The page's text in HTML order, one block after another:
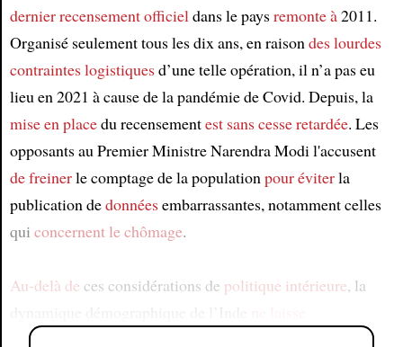
dernier recensement officieldans le paysremonte à2011.
Organisé seulement tous les dix ans, en raisondes lourdes
contraintes logistiquesd’une telle opération, il n’a pas eu
lieu en 2021 à cause de la pandémie de Covid. Depuis, la
mise en placedu recensementest sans cesse retardée. Les
opposants au Premier Ministre Narendra Modi l'accusent
de freinerle comptage de la populationpour éviterla
publication dedonnéesembarrassantes, notamment celles
qui concernent le chômage.
Au-delà de ces considérations de politique intérieure, la